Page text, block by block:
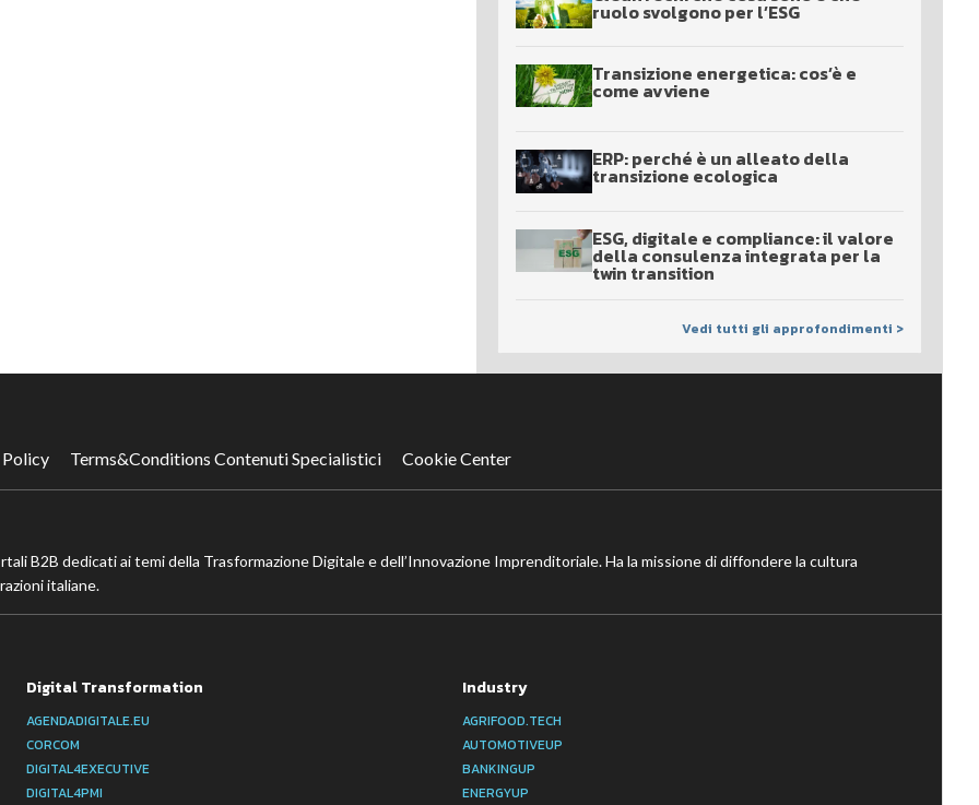
ruolo svolgono per l’ESG
Transizione energetica: cos’è e
come avviene
ERP: perché è un alleato della
transizione ecologica
ESG, digitale e compliance: il valore
della consulenza integrata per la
twin transition
Vedi tutti gli approfondimenti >
Terms&Conditions Contenuti Specialistici Cookie Center
B2B dedicati ai temi della Trasformazione Digitale e dell’Innovazione Imprenditoriale. Ha la missione di diffondere la cultura
italiane.
Digital Transformation
AGENDADIGITALE.EU
CORCOM
DIGITAL4EXECUTIVE
DIGITAL4PMI
Industry
AGRIFOOD.TECH
AUTOMOTIVEUP
BANKINGUP
ENERGYUP